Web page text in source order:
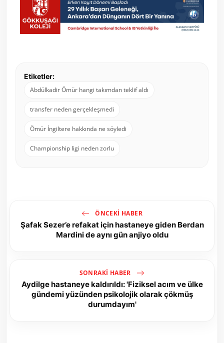
Etiketler:
Abdülkadir Ömür hangi takımdan teklif aldı
transfer neden gerçekleşmedi
Ömür İngiltere hakkında ne söyledi
Championship ligi neden zorlu
ÖNCEKI HABER
Şafak Sezer’e refakat için hastaneye giden Berdan
Mardini de aynı gün anjiyo oldu
SONRAKI HABER
Aydilge hastaneye kaldırıldı: 'Fiziksel acım ve ülke
gündemi yüzünden psikolojik olarak çökmüş
durumdayım'